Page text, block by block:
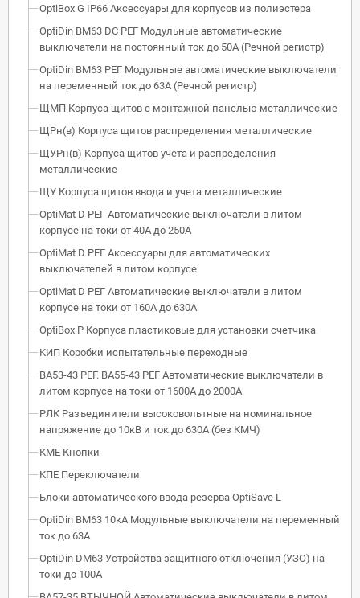
OptiBox G IP66 Аксессуары для корпусов из полиэстера
OptiDin BM63 DC РЕГ Модульные автоматические
выключатели на постоянный ток до 50А (Речной регистр)
OptiDin BM63 РЕГ Модульные автоматические выключатели
на переменный ток до 63А (Речной регистр)
ЩМП Корпуса щитов с монтажной панелью металлические
ЩРн(в) Корпуса щитов распределения металлические
ЩУРн(в) Корпуса щитов учета и распределения
металлические
ЩУ Корпуса щитов ввода и учета металлические
OptiMat D РЕГ Автоматические выключатели в литом
корпусе на токи от 40А до 250А
OptiMat D РЕГ Аксессуары для автоматических
выключателей в литом корпусе
OptiMat D РЕГ Автоматические выключатели в литом
корпусе на токи от 160А до 630А
OptiBox P Корпуса пластиковые для установки счетчика
КИП Коробки испытательные переходные
ВА53-43 РЕГ. ВА55-43 РЕГ Автоматические выключатели в
литом корпусе на токи от 1600А до 2000А
РЛК Разъединители высоковольтные на номинальное
напряжение до 10кВ и ток до 630А (без КМЧ)
КМЕ Кнопки
КПЕ Переключатели
Блоки автоматического ввода резерва OptiSave L
OptiDin BM63 10кА Модульные выключатели на переменный
ток до 63А
OptiDin DM63 Устройства защитного отключения (УЗО) на
токи до 100А